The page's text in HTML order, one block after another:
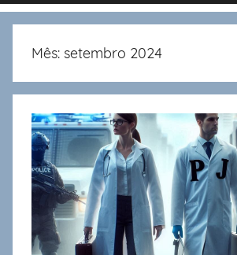
Mês: setembro 2024